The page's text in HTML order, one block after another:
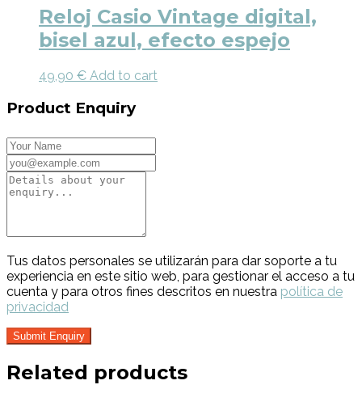
Reloj Casio Vintage digital,
bisel azul, efecto espejo
49,90 € Add to cart
Product Enquiry
Tus datos personales se utilizarán para dar soporte a tu
experiencia en este sitio web, para gestionar el acceso a tu
cuenta y para otros fines descritos en nuestra política de
privacidad
Related products